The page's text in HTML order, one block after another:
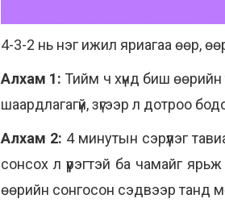
4-3-2 нь нэг ижил яриагаа өөр,
Алхам 1: Тийм ч хүнд биш
шаардлагагүй, зүгээр л дотроо
Алхам 2: 4 минутын сэрүүлэг
сонсох л үүрэгтэй ба чамайг
өөрийн сонгосон сэдвээр танд